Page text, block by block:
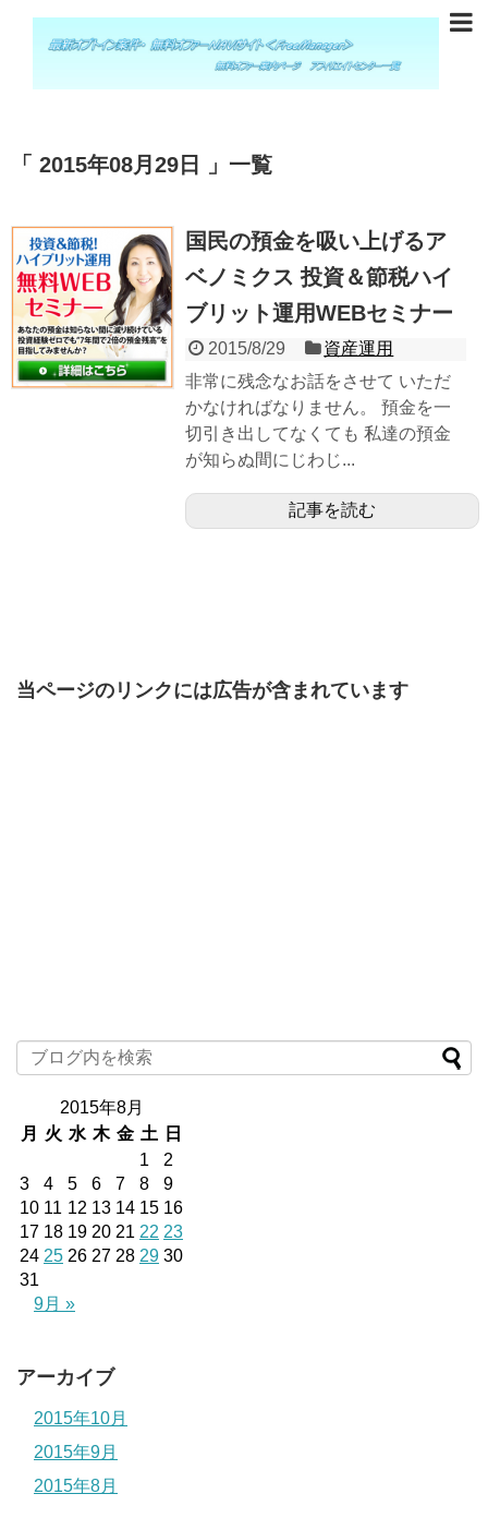
2015年08月29日 一覧
国民の預金を吸い上げるア
ベノミクス 投資＆節税ハイ
ブリット運用WEBセミナー
2015/8/29
資産運用
非常に残念なお話をさせて いただ
かなければなりません。 預金を一
切引き出してなくても 私達の預金
が知らぬ間にじわじ...
記事を読む
当ページのリンクには広告が含まれています
2015年8月
月
火 水 木 金 土
日
1
2
3
4 5 6 7 8
9
10 11 12 13 14 15 16
17 18 19 20 21 22 23
24 25 26 27 28 29 30
31
9月 »
アーカイブ
2015年10月
2015年9月
2015年8月